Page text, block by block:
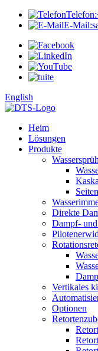
Telefon:
E-Mail:
English
Heim
Lösungen
Produkte
Direkte
Dampf-
Vertikales
Optionen